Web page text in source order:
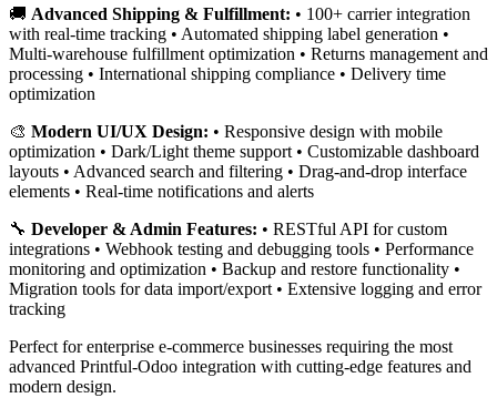
🚚 Advanced Shipping & Fulfillment: • 100+ carrier integration
with real-time tracking • Automated shipping label generation •
Multi-warehouse fulfillment optimization • Returns management and
processing • International shipping compliance • Delivery time
optimization
🎨 Modern UI/UX Design: • Responsive design with mobile
optimization • Dark/Light theme support • Customizable dashboard
layouts • Advanced search and filtering • Drag-and-drop interface
elements • Real-time notifications and alerts
🔧 Developer & Admin Features: • RESTful API for custom
integrations • Webhook testing and debugging tools • Performance
monitoring and optimization • Backup and restore functionality •
Migration tools for data import/export • Extensive logging and error
tracking
Perfect for enterprise e-commerce businesses requiring the most
advanced Printful-Odoo integration with cutting-edge features and
modern design.